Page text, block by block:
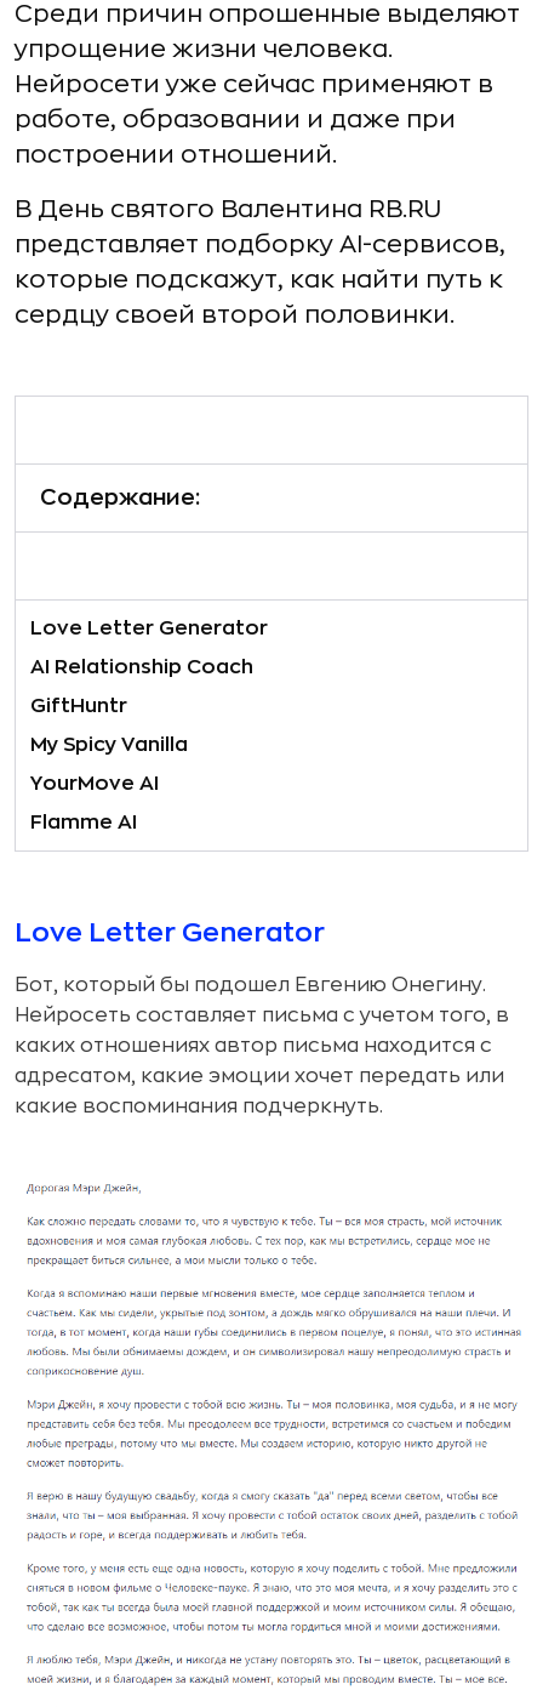
Среди причин опрошенные выделяют
упрощение жизни человека.
Нейросети уже сейчас применяют в
работе, образовании и даже при
построении отношений.
В День святого Валентина RB.RU
представляет подборку AI-сервисов,
которые подскажут, как найти путь к
сердцу своей второй половинки.
Содержание:
Love Letter Generator
AI Relationship Coach
GiftHuntr
My Spicy Vanilla
YourMove AI
Flamme AI
Love Letter Generator
Бот, который бы подошел Евгению Онегину.
Нейросеть составляет письма с учетом того, в
каких отношениях автор письма находится с
адресатом, какие эмоции хочет передать или
какие воспоминания подчеркнуть.